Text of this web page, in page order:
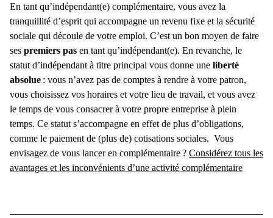
En tant qu’indépendant(e) complémentaire, vous avez la
tranquillité d’esprit qui accompagne un revenu fixe et la sécurité
sociale qui découle de votre emploi. C’est un bon moyen de faire
ses premiers pas en tant qu’indépendant(e). En revanche, le
statut d’indépendant à titre principal vous donne une liberté
absolue : vous n’avez pas de comptes à rendre à votre patron,
vous choisissez vos horaires et votre lieu de travail, et vous avez
le temps de vous consacrer à votre propre entreprise à plein
temps. Ce statut s’accompagne en effet de plus d’obligations,
comme le paiement de (plus de) cotisations sociales. Vous
envisagez de vous lancer en complémentaire ? Considérez tous les
avantages et les inconvénients d’une activité complémentaire